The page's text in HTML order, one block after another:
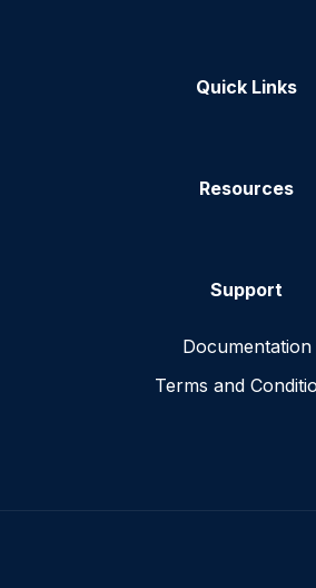
Quick Links
Resources
Support
Documentation
Terms and